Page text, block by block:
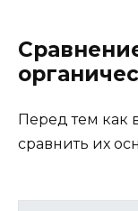
Перед тем как
сравнить их